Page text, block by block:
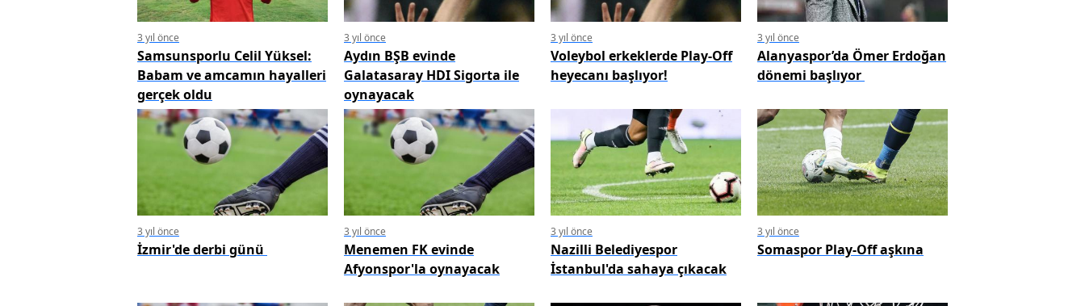
3 yıl önce
Samsunsporlu Celil Yüksel:
Babam ve amcamın hayalleri
gerçek oldu
3 yıl önce
Aydın BŞB evinde
Galatasaray HDI Sigorta ile
oynayacak
3 yıl önce
Voleybol erkeklerde Play-Off
heyecanı başlıyor!
3 yıl önce
Alanyaspor’da Ömer Erdoğan
dönemi başlıyor
3 yıl önce
İzmir'de derbi günü
3 yıl önce
Menemen FK evinde
Afyonspor'la oynayacak
3 yıl önce
Nazilli Belediyespor
İstanbul'da sahaya çıkacak
3 yıl önce
Somaspor Play-Off aşkına